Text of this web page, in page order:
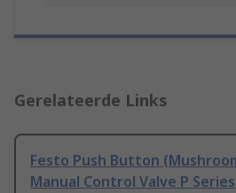
Gerelateerde Links
Festo Push Button
Manual Control Valve P